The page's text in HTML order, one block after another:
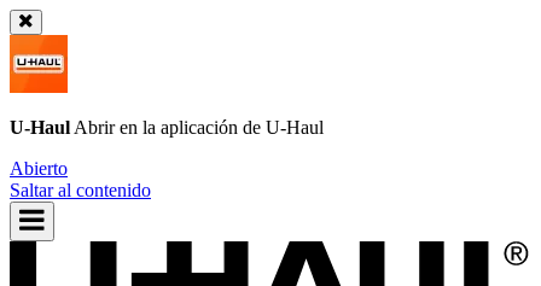
U-Haul Abrir en la aplicación de U-Haul
Abierto
Saltar al contenido